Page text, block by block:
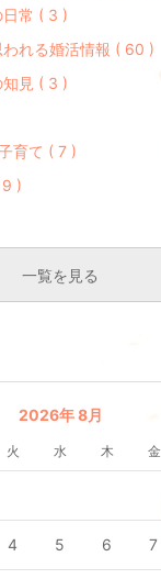
日常 ( 3 )
れる婚活情報 ( 60 )
見 ( 3 )
育て ( 7 )
)
一覧を見る
2026年 8月
火 水 木 金
4 5 6 7